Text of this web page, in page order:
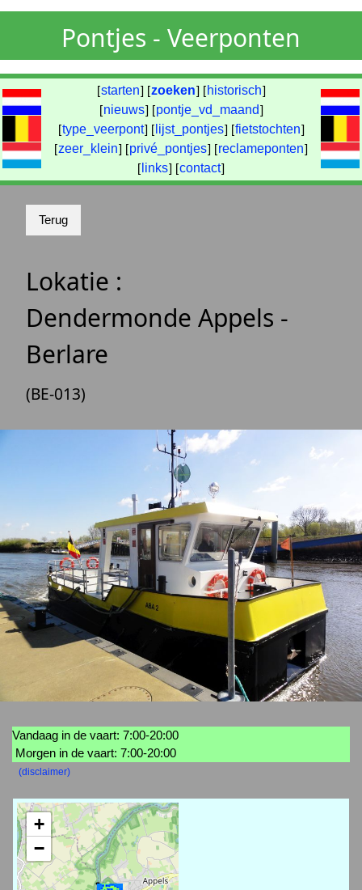
Pontjes - Veerponten
[starten] [zoeken] [ historisch]
[nieuws] [pontje_vd_maand]
[type_veerpont] [ lijst_pontjes] [fietstochten]
[zeer_klein] [privé_pontjes] [reclameponten]
[ links] [contact]
Lokatie :
Dendermonde Appels -
Berlare
(BE-013)
Vandaag in de vaart: 7:00-20:00
Morgen in de vaart: 7:00-20:00
(disclaimer)
+
−